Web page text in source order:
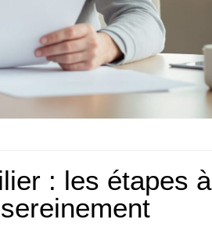
: les étapes à